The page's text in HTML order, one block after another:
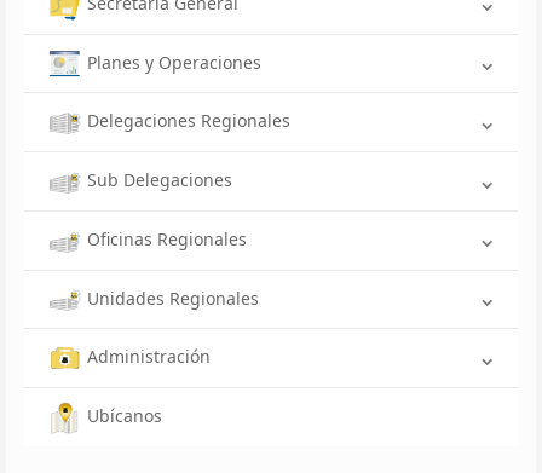
Planes y Operaciones
Delegaciones Regionales
Sub Delegaciones
Oficinas Regionales
Unidades Regionales
Administración
Ubícanos